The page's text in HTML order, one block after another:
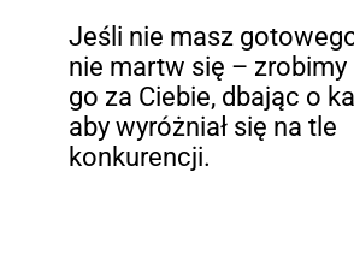
Jeśli nie masz
nie martw się – zrobimy
go za Ciebie, dbając o
aby wyróżniał się na tle
konkurencji.